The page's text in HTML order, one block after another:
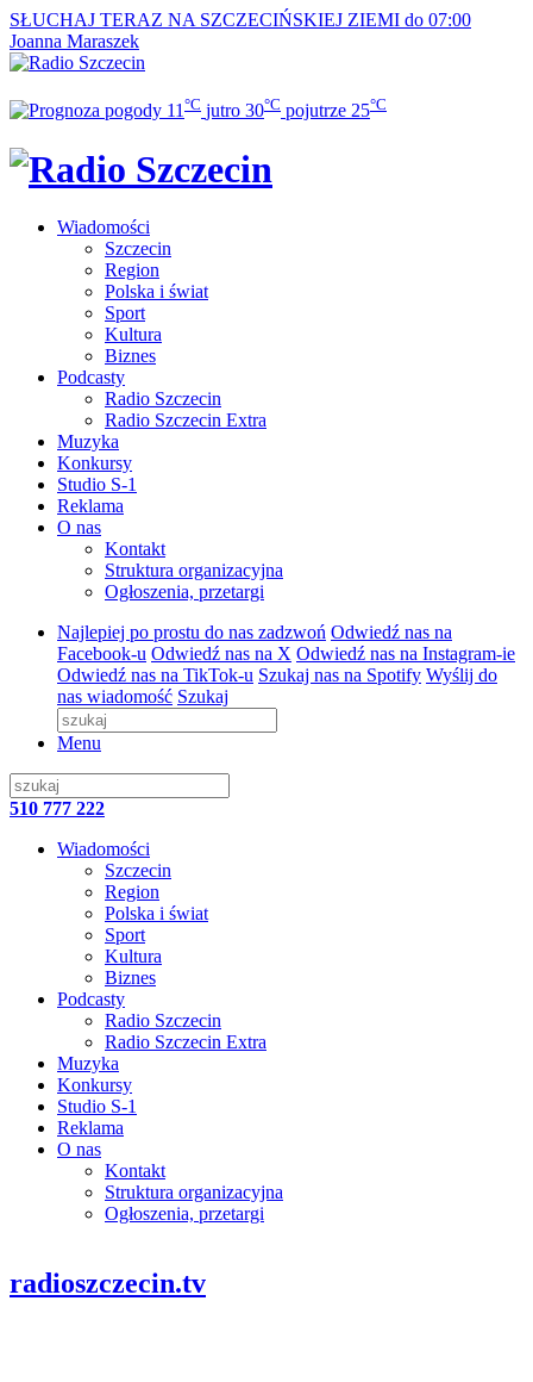
SŁUCHAJ TERAZ NA SZCZECIŃSKIEJ ZIEMI do 07:00
Joanna Maraszek
11 °C jutro 30°C pojutrze 25°C
Wiadomości
Szczecin
Region
Polska i świat
Sport
Kultura
Biznes
Podcasty
Radio Szczecin
Radio Szczecin Extra
Muzyka
Konkursy
Studio S-1
Reklama
O nas
Kontakt
Struktura organizacyjna
Ogłoszenia, przetargi
Najlepiej po prostu do nas zadzwoń Odwiedź nas na
Facebook-u Odwiedź nas na X Odwiedź nas na Instagram-ie
Odwiedź nas na TikTok-u Szukaj nas na Spotify Wyślij do
nas wiadomość Szukaj
Menu
510 777 222
Wiadomości
Szczecin
Region
Polska i świat
Sport
Kultura
Biznes
Podcasty
Radio Szczecin
Radio Szczecin Extra
Muzyka
Konkursy
Studio S-1
Reklama
O nas
Kontakt
Struktura organizacyjna
Ogłoszenia, przetargi
radioszczecin.tv